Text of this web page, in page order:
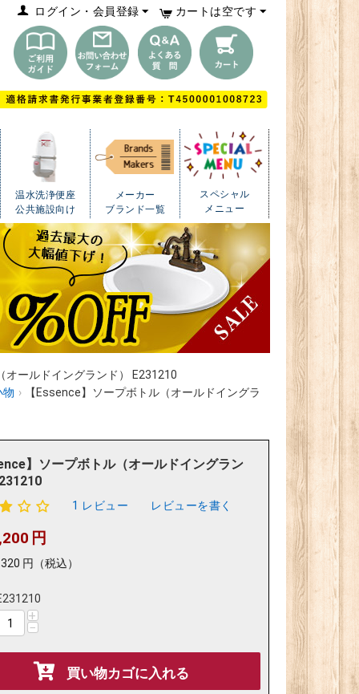
カートは空です
ログイン・会員登録
温水洗浄便座
公共施設向け
メーカー
ブランド一覧
スペシャル
メニュー
ールドイングランド） E231210
物 › 【Essence】ソープボトル（オールドイングラ
】ソープボトル（オールドイングラン
1 レビュー レビューを書く
円
円 （税込）
+
−
買い物カゴに入れる